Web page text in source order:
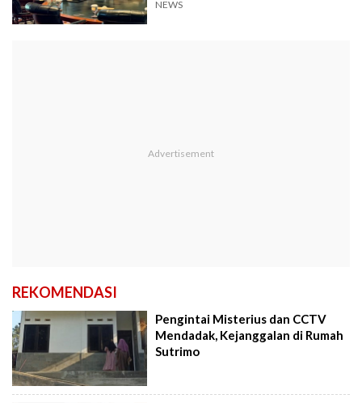
NEWS
REKOMENDASI
Pengintai Misterius dan CCTV
Mendadak, Kejanggalan di Rumah
Sutrimo